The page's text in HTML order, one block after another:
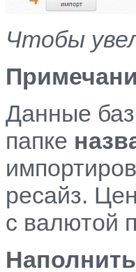
Чтобы
Данные
папке
ресайз.
с валютой
Наполнить